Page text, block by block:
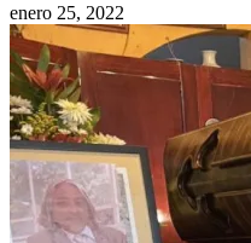
enero 25, 2022